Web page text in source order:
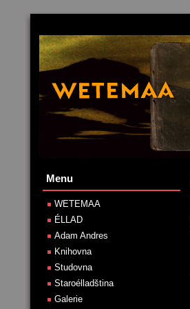
Menu
WETEMAA
ÉLLAD
Adam Andres
Knihovna
Studovna
Staroélladština
Galerie